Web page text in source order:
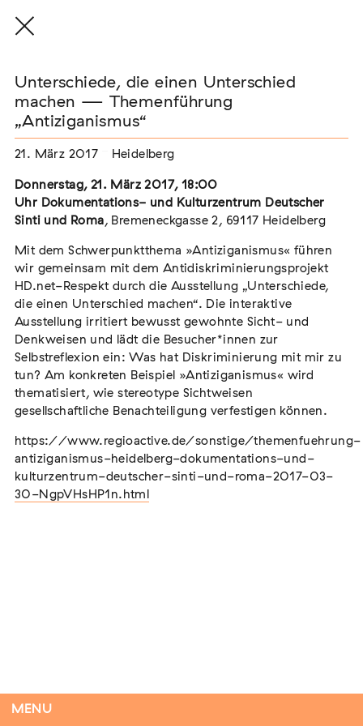
MENU
THE THREAD THAT HOLDS / DER FADEN,
DER HÄLT
22. Juli 2026 - 04. Oktober 2026 Augsburg
Der Weg der Sinti und Roma
02. August 2026 - 16. August 2026 Darmstadt
Tag der Menschlichkeit Verband Deutscher
Sinti und Roma, Landesverband Rheinland-
Pfalz nimmt teil
15. September 2026 Dortmund
Unterschiede, die einen Unterschied
machen — Themenführung
„Antiziganismus“
21. März 2017 Heidelberg
Donnerstag, 21. März 2017, 18:00
Uhr Dokumentations- und Kulturzentrum Deutscher
Sinti und Roma , Bremeneckgasse 2, 69117 Heidelberg
Mit dem Schwerpunktthema »Antiziganismus« führen
wir gemeinsam mit dem Antidiskriminierungsprojekt
HD.net-Respekt durch die Ausstellung „Unterschiede,
die einen Unterschied machen“. Die interaktive
Ausstellung irritiert bewusst gewohnte Sicht- und
Denkweisen und lädt die Besucher*innen zur
Selbstreflexion ein: Was hat Diskriminierung mit mir zu
tun? Am konkreten Beispiel »Antiziganismus« wird
thematisiert, wie stereotype Sichtweisen
gesellschaftliche Benachteiligung verfestigen können.
https://www.regioactive.de/sonstige/themenfuehrung-
antiziganismus-heidelberg-dokumentations-und-
kulturzentrum-deutscher-sinti-und-roma-2017-03-
30-NgpVHsHP1n.html